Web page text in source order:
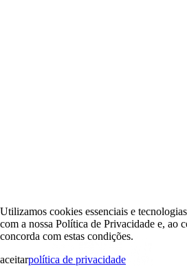
Utilizamos cookies essenciais e
com a nossa Política de Privacidade e, ao
concorda com estas condições.
aceitarpolítica de privacidade